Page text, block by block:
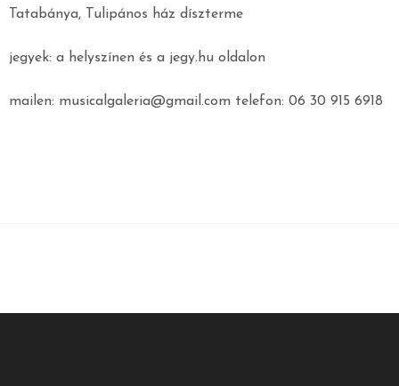
Tatabánya, Tulipános ház díszterme
jegyek: a helyszínen és a jegy.hu oldalon
mailen: musicalgaleria@gmail.com telefon: 06 30 915 6918